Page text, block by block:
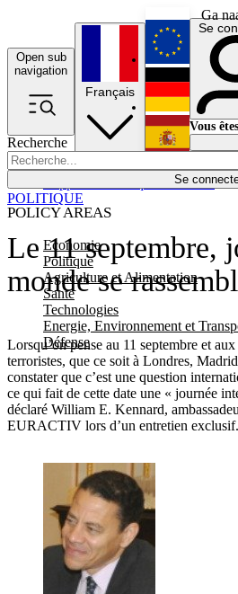
Ga
Open sub
navigation
Recherche
Se
POLICY AREAS
Economie
Politique
Agriculture et Alimentation
Santé
Technologies
Energie, Environnement et
Défense
Économie
Français
English
Deutsch
Español
Se
Vous
Le 11 septembre,
monde se
Lorsqu’on pense au 11 septembre et
terroristes, que ce soit à Londres,
constater que c’est une question
ce qui fait de cette date une « journée
déclaré William E. Kennard,
EURACTIV lors d’un entretien exclusif.
POLITIQUE